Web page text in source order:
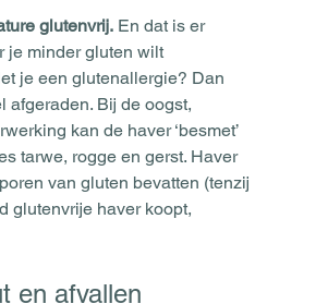
glutenvrij. En dat is er
je minder gluten wilt
je een glutenallergie? Dan
afgeraden. Bij de oogst,
kan de haver ‘besmet’
tarwe, rogge en gerst. Haver
van gluten bevatten (tenzij
glutenvrije haver koopt,
en afvallen